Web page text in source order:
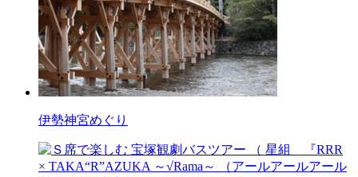
伊勢神宮めぐり